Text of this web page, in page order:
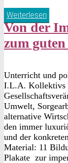
Weiterlesen
Von der
zum
Unterricht und
I.L.A. Kollektivs
Umwelt,
alternative
den immer
und der
Material: 11
Plakate zur